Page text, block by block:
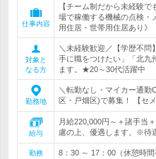
仕事内容
【チーム制だから未経験
場で稼働する機械の点検・
用住居・世帯用住居あり》
対象と
なる方
＼未経験歓迎／【学歴不問
手に職をつけたい」「北九
ます。★20～30代活躍中
勤務地
＼転勤なし・マイカー通勤
区・戸畑区)で募集！ 【セ
給与
月給220,000円～＋諸手当
慮の上、優遇します。※待
勤務 8：30 ～ 17：00（休憩時